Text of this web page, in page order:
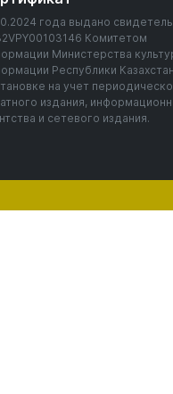
года выдано
Комитетом
Министерства
Республики
на учет
издания,
и сетевого издания.